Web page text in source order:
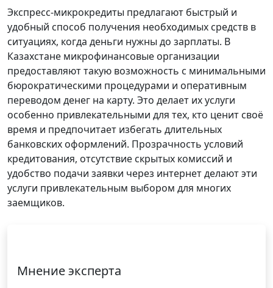
Экспресс-микрокредиты предлагают быстрый и
удобный способ получения необходимых средств в
ситуациях, когда деньги нужны до зарплаты. В
Казахстане микрофинансовые организации
предоставляют такую возможность с минимальными
бюрократическими процедурами и оперативным
переводом денег на карту. Это делает их услуги
особенно привлекательными для тех, кто ценит своё
время и предпочитает избегать длительных
банковских оформлений. Прозрачность условий
кредитования, отсутствие скрытых комиссий и
удобство подачи заявки через интернет делают эти
услуги привлекательным выбором для многих
заемщиков.
Мнение эксперта